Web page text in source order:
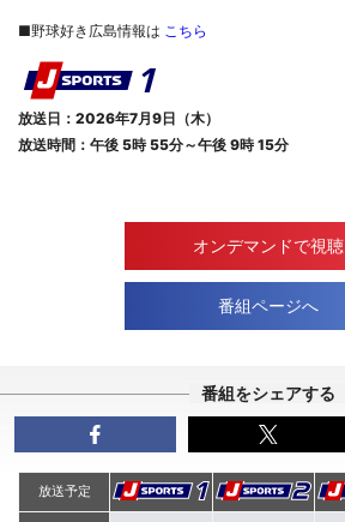
■野球好き広島情報は こちら
放送日：2026年7月9日（木）
放送時間：午後 5時 55分～午後 9時 15分
オンデマンドで視聴
番組ページへ
番組をシェアする
放送予定